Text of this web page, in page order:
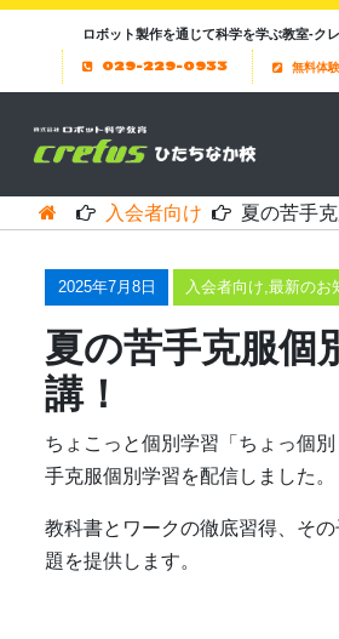
ロボット製作を通じて科学を学ぶ教室-ク
029-229-0933 無料体
入会者向け 夏の苦手
2025年7月8日 入会者向け,最新のお
夏の苦手克服個
講！
ちょこっと個別学習「ちょっ個
手克服個別学習を配信しました。
教科書とワークの徹底習得、そ
題を提供します。